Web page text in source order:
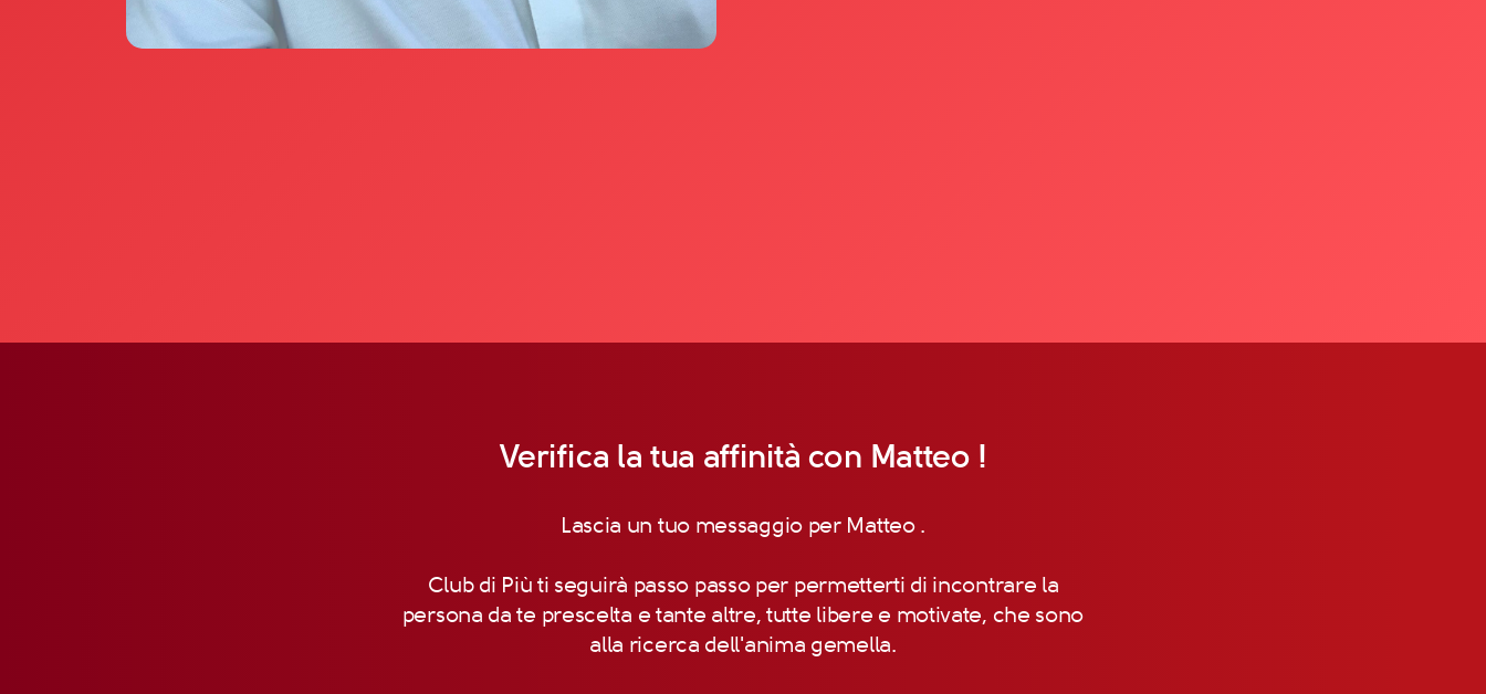
Verifica la tua affinità con Matteo !
Lascia un tuo messaggio per Matteo .
Club di Più ti seguirà passo passo per permetterti di incontrare la
persona da te prescelta e tante altre, tutte libere e motivate, che sono
alla ricerca dell'anima gemella.